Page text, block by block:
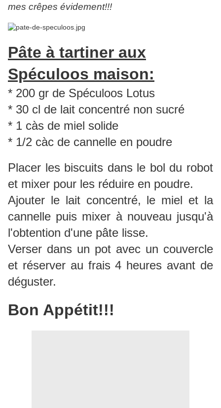
mes crêpes évidement!!!
Pâte à tartiner aux
Spéculoos maison:
* 200 gr de Spéculoos Lotus
* 30 cl de lait concentré non sucré
* 1 càs de miel solide
* 1/2 càc de cannelle en poudre
Placer les biscuits dans le bol du robot
et mixer pour les réduire en poudre.
Ajouter le lait concentré, le miel et la
cannelle puis mixer à nouveau jusqu'à
l'obtention d'une pâte lisse.
Verser dans un pot avec un couvercle
et réserver au frais 4 heures avant de
déguster.
Bon Appétit!!!